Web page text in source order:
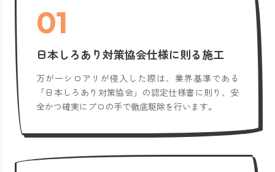
01
日本しろあり対策協会仕様に則る施工
万が一シロアリが侵入した際は、業界基準である
「日本しろあり対策協会」の認定仕様書に則り、安
全かつ確実にプロの手で徹底駆除を行います。